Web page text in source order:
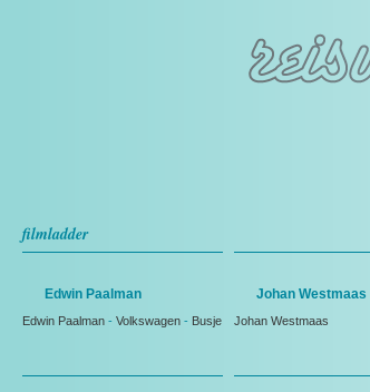
filmladder
Edwin Paalman
Edwin Paalman - Volkswagen - Busje
Johan Westmaas
Johan Westmaas